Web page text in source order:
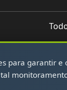
para garantir e